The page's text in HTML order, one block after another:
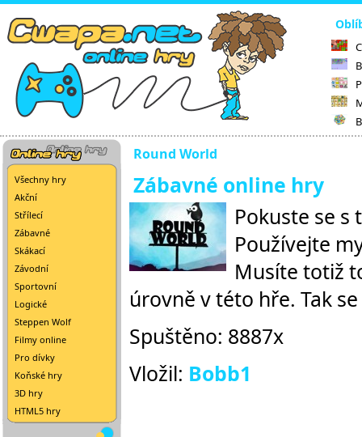
Všechny hry
Akční
Střílecí
Zábavné
Skákací
Závodní
Sportovní
Logické
Steppen Wolf
Filmy online
Pro dívky
Koňské hry
3D hry
HTML5 hry
Round World
Zábavné online hry
Pokuste se
Používejte
Musíte totiž
úrovně v této hře. Tak
Spuštěno: 8887x
Vložil: Bobb1